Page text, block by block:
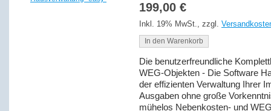
199,00 €
Inkl. 19% MwSt., zzgl.
In den Warenkorb
Die benutzerfreundliche
WEG-Objekten - Die Software
der effizienten Verwaltung Ihrer
Ausgaben ohne große
mühelos Nebenkosten- und